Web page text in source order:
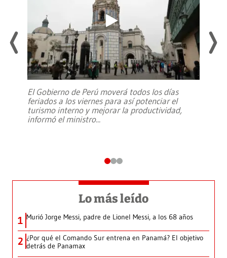
El Gobierno de Perú moverá todos los días
feriados a los viernes para así potenciar el
turismo interno y mejorar la productividad,
informó el ministro...
Lo más leído
1 Murió Jorge Messi, padre de Lionel Messi, a los 68 años
2 ¿Por qué el Comando Sur entrena en Panamá? El objetivo
detrás de Panamax